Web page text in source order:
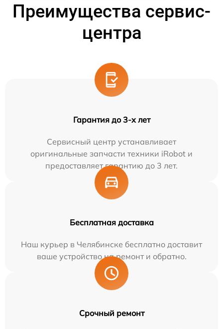
Преимущества сервис-
центра
Гарантия до 3-х лет
Сервисный центр устанавливает
оригинальные запчасти техники iRobot и
предоставляет гарантию до 3 лет.
Бесплатная доставка
Наш курьер в Челябинске бесплатно доставит
ваше устройство на ремонт и обратно.
Срочный ремонт